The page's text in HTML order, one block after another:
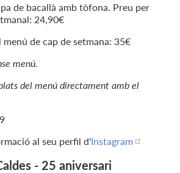
de bacallà amb tòfona. Preu per
24,90€
de cap de setmana: 35€
menú.
del menú directament amb el
al seu perfil d'Instagram
- 25 aniversari